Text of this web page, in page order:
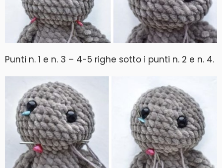
Punti n. 1 e n. 3 – 4-5 righe sotto i punti n. 2 e n. 4.